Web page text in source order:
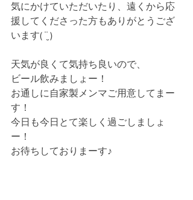
気にかけていただいたり、遠くから応
援してくださった方もありがとうござ
います( ¨̮ )
天気が良くて気持ち良いので、
ビール飲みましょー！
お通しに自家製メンマご用意してまー
す！
今日も今日とて楽しく過ごしましょ
ー！
お待ちしておりまーす♪